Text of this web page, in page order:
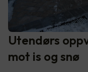
Utendørs
mot is og snø